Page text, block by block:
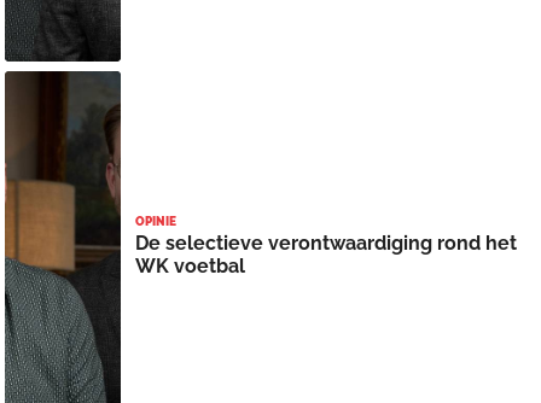
OPINIE
De selectieve verontwaardiging rond het
WK voetbal